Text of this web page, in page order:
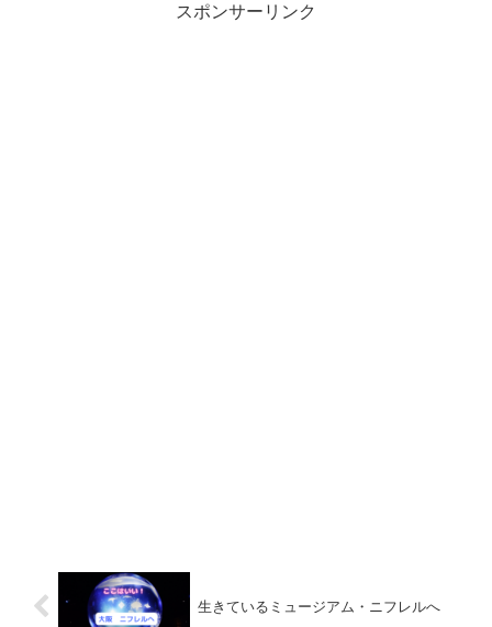
スポンサーリンク
生きているミュージアム・ニフレルへ